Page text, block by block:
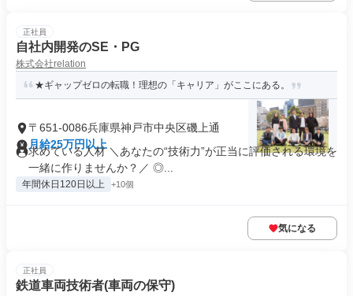
正社員
自社内開発のSE・PG
株式会社relation
★ギャップゼロの転職！理想の「キャリア」がここにある。
〒651-0086兵庫県神戸市中央区磯上通
月給25万円以上
求めている人材 ＼あなたの“技術力”が正当に評価される環境を
一緒に作りませんか？／ ◎...
年間休日120日以上 +10個
気になる
正社員
鉄道車両技術者(車両の保守)